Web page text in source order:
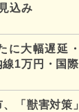
込み
に大幅遅延
1万円・国
「獣害対策